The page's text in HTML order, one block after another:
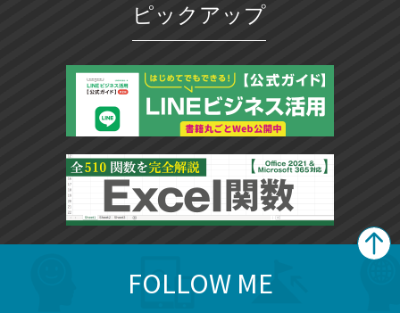
ピックアップ
FOLLOW ME